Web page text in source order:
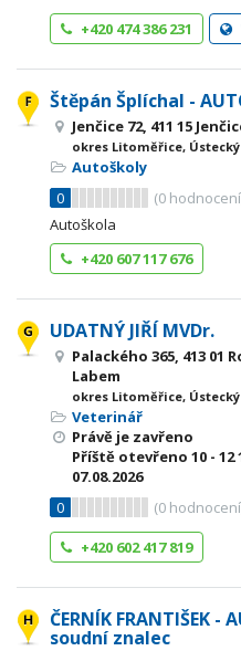
+420 474 386 231
Štěpán Šplíchal -
Jenčice 72, 411 15
okres Litoměřice,
Autoškoly
0
(0
Autoškola
+420 607 117 676
UDATNÝ JIŘÍ MVDr.
Palackého 365, 413 01
Labem
okres Litoměřice,
Veterinář
Právě je zavřeno
Příště otevřeno 10 - 12
07.08.2026
0
(0
+420 602 417 819
ČERNÍK FRANTIŠEK -
soudní znalec